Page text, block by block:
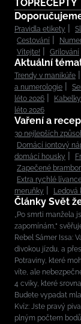
TOPRECEPTY
Pravidla etikety
Cestování
Vítejte!
Grilování
Aktuální
Trendy v manikúře
a numerologie
léto 2026
léto 2026
Vaření a
30 nejlepších
Domácí iontový
domácí housky
Zapečené
Extra rychlé
meruňky
Ledová
Články Svět
„Po smrti manžela
zapomínám,“
Rebel Sámer Issa:
divokou jízdu, a
Potraviny, které
víte, ale
4 cviky, které
Budete vypadat
Kvíz: Jste pravý
plným počtem